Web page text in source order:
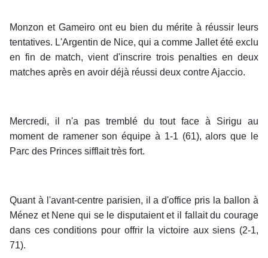
Monzon et Gameiro ont eu bien du mérite à réussir leurs
tentatives. L'Argentin de Nice, qui a comme Jallet été exclu
en fin de match, vient d'inscrire trois penalties en deux
matches après en avoir déjà réussi deux contre Ajaccio.
Mercredi, il n'a pas tremblé du tout face à Sirigu au
moment de ramener son équipe à 1-1 (61), alors que le
Parc des Princes sifflait très fort.
Quant à l'avant-centre parisien, il a d'office pris la ballon à
Ménez et Nene qui se le disputaient et il fallait du courage
dans ces conditions pour offrir la victoire aux siens (2-1,
71).